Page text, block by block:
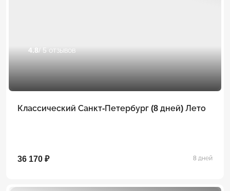
4.8/ 5 отзывов
Классический Санкт-Петербург (8 дней) Лето
36 170 ₽ 8 дней